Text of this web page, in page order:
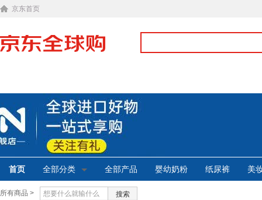
京东首页
首页 全部分类 全部产品 婴幼奶粉 纸尿裤 美
所有商品 > 搜索